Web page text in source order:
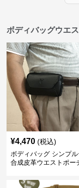
ボディバッグウエ
¥4,470 (税込)
ボディバッグ シンプ
合成皮革ウエストポー